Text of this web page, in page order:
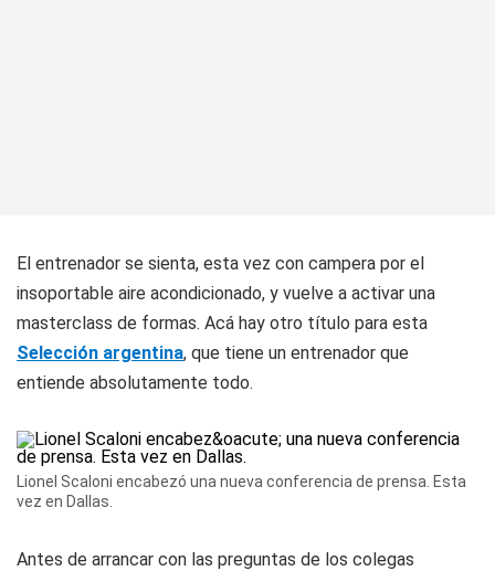
El entrenador se sienta, esta vez con campera por el
insoportable aire acondicionado, y vuelve a activar una
masterclass de formas. Acá hay otro título para esta
Selección argentina, que tiene un entrenador que
entiende absolutamente todo.
Lionel Scaloni encabezó una nueva conferencia de prensa. Esta
vez en Dallas.
Antes de arrancar con las preguntas de los colegas